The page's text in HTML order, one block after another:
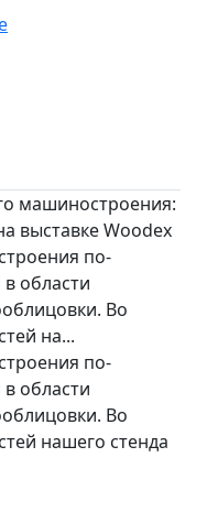
машиностроения:
выставке Woodex
по-
области
Во
на...
по-
области
Во
нашего стенда